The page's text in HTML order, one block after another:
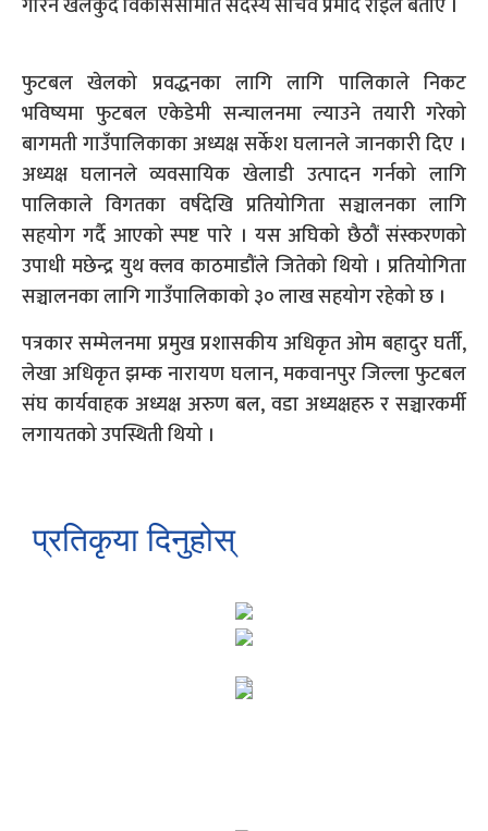
गरिने खेलकुद विकाससमिति सदस्य सचिव प्रमोद राईले बताए ।
फुटबल खेलको प्रवद्धनका लागि लागि पालिकाले निकट
भविष्यमा फुटबल एकेडेमी सन्चालनमा ल्याउने तयारी गरेको
बागमती गाउँपालिकाका अध्यक्ष सर्केश घलानले जानकारी दिए ।
अध्यक्ष घलानले व्यवसायिक खेलाडी उत्पादन गर्नको लागि
पालिकाले विगतका वर्षदेखि प्रतियोगिता सञ्चालनका लागि
सहयोग गर्दै आएको स्पष्ट पारे । यस अघिको छैठौं संस्करणको
उपाधी मछेन्द्र युथ क्लव काठमाडौंले जितेको थियो । प्रतियोगिता
सञ्चालनका लागि गाउँपालिकाको ३० लाख सहयोग रहेको छ ।
पत्रकार सम्मेलनमा प्रमुख प्रशासकीय अधिकृत ओम बहादुर घर्ती,
लेखा अधिकृत झम्क नारायण घलान, मकवानपुर जिल्ला फुटबल
संघ कार्यवाहक अध्यक्ष अरुण बल, वडा अध्यक्षहरु र सञ्चारकर्मी
लगायतको उपस्थिती थियो ।
प्रतिकृया दिनुहोस्